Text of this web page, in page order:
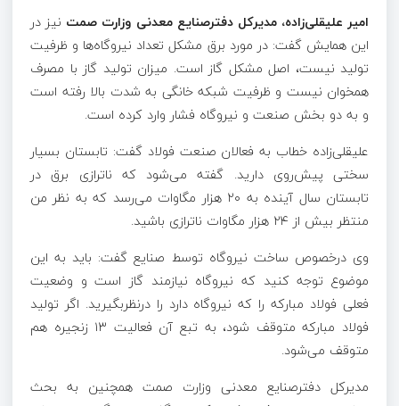
امیر علیقلی‌زاده، مدیرکل دفترصنایع معدنی وزارت صمت نیز در
این همایش گفت: در مورد برق مشکل تعداد نیروگاه‌ها و ظرفیت
تولید نیست، اصل مشکل گاز است. میزان تولید گاز با مصرف
همخوان نیست و ظرفیت شبکه خانگی به شدت بالا رفته است
و به دو بخش صنعت و نیروگاه فشار وارد کرده است.
علیقلی‌زاده خطاب به فعالان صنعت فولاد گفت: تابستان بسیار
سختی پیش‌روی دارید. گفته می‌شود که ناترازی برق در
تابستان سال آینده به ۲۰ هزار مگاوات می‌رسد که به نظر من
منتظر بیش از ۲۴ هزار مگاوات ناترازی باشید.
وی درخصوص ساخت نیروگاه توسط صنایع گفت: باید به این
موضوع توجه کنید که نیروگاه نیازمند گاز است و وضعیت
فعلی فولاد مبارکه را که نیروگاه دارد را درنظربگیرید. اگر تولید
فولاد مبارکه متوقف شود، به تبع آن فعالیت ۱۳ زنجیره هم
متوقف می‌شود.
مدیرکل دفترصنایع معدنی وزارت صمت همچنین به بحث